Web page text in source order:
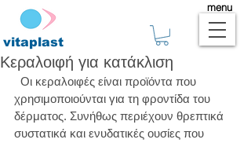
vitaplast
menu
Κεραλοιφή για κατάκλιση
χρησιμοποιούνται για τη φροντίδα του
δέρματος. Συνήθως περιέχουν θρεπτικά
συστατικά και ενυδατικές ουσίες που